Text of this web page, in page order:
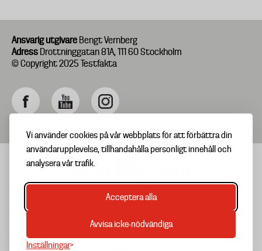
Vi använder cookies på vår webbplats för att förbättra din
användarupplevelse, tillhandahålla personligt innehåll och
analysera vår trafik.
Acceptera alla
Avvisa icke-nödvändiga
Inställningar
Ansvarig utgivare Bengt Vernberg
Adress Drottninggatan 81A, 111 60 Stockholm
© Copyright 2025 Testfakta
Footer
menu
TIPSA OSS
OM TESTFAKTA
NYHETSBREV